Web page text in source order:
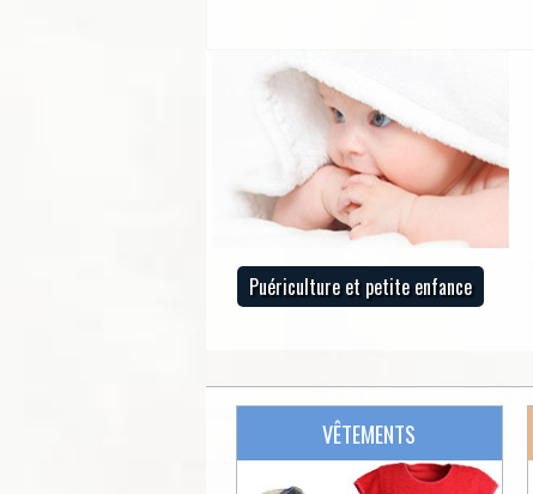
Puériculture et petite enfance
VÊTEMENTS